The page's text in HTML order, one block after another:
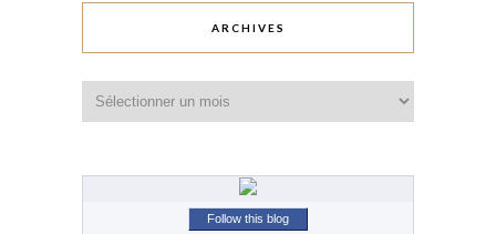
ARCHIVES
Follow this blog